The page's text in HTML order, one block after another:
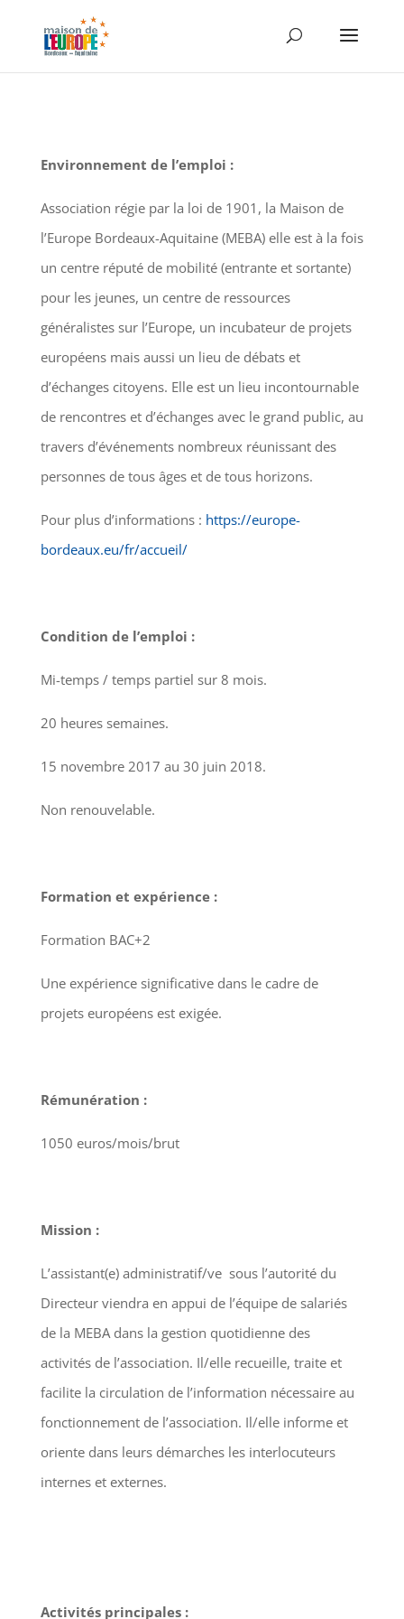
Environnement de l’emploi :
Association régie par la loi de 1901, la Maison de
l’Europe Bordeaux-Aquitaine (MEBA) elle est à la fois
un centre réputé de mobilité (entrante et sortante)
pour les jeunes, un centre de ressources
généralistes sur l’Europe, un incubateur de projets
européens mais aussi un lieu de débats et
d’échanges citoyens. Elle est un lieu incontournable
de rencontres et d’échanges avec le grand public, au
travers d’événements nombreux réunissant des
personnes de tous âges et de tous horizons.
Pour plus d’informations : https://europe-
bordeaux.eu/fr/accueil/
Condition de l’emploi :
Mi-temps / temps partiel sur 8 mois.
20 heures semaines.
15 novembre 2017 au 30 juin 2018.
Non renouvelable.
Formation et expérience :
Formation BAC+2
Une expérience significative dans le cadre de
projets européens est exigée.
Rémunération :
1050 euros/mois/brut
Mission :
L’assistant(e) administratif/ve sous l’autorité du
Directeur viendra en appui de l’équipe de salariés
de la MEBA dans la gestion quotidienne des
activités de l’association. Il/elle recueille, traite et
facilite la circulation de l’information nécessaire au
fonctionnement de l’association. Il/elle informe et
oriente dans leurs démarches les interlocuteurs
internes et externes.
Activités principales :